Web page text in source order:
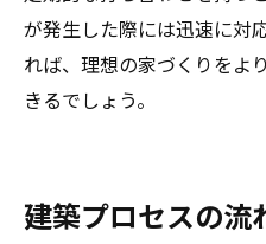
が発生した際には迅速に対
れば、理想の家づくりをよ
きるでしょう。
建築プロセスの流